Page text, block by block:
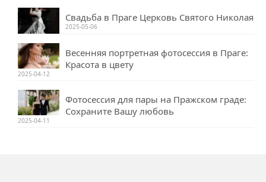
Свадьба в Праге Церковь Святого Николая
2025-05-06
Весенняя портретная фотосессия в Праге:
Красота в цвету
2025-04-12
Фотосессия для пары на Пражском граде:
Сохраните Вашу любовь
2025-04-11